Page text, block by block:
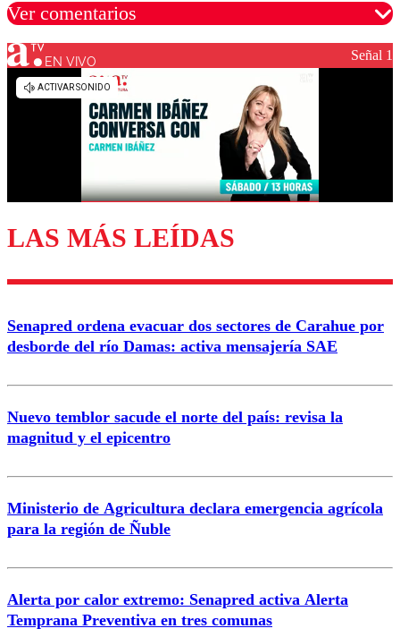
Ver comentarios
Los comentarios son moderados para garantizar un
diálogo respetuoso.
Enviar comentario
EN VIVO Señal 1
LAS MÁS LEÍDAS
Senapred ordena evacuar dos sectores de Carahue por
desborde del río Damas: activa mensajería SAE
Nuevo temblor sacude el norte del país: revisa la
magnitud y el epicentro
Ministerio de Agricultura declara emergencia agrícola
para la región de Ñuble
Alerta por calor extremo: Senapred activa Alerta
Temprana Preventiva en tres comunas